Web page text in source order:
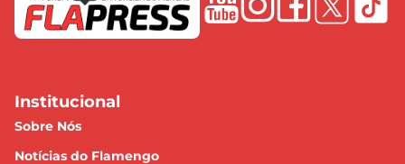
Institucional
Sobre Nós
Notícias do Flamengo